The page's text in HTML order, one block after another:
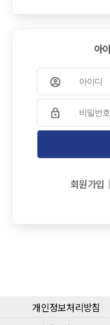
아
회원가입
개인정보처리방침